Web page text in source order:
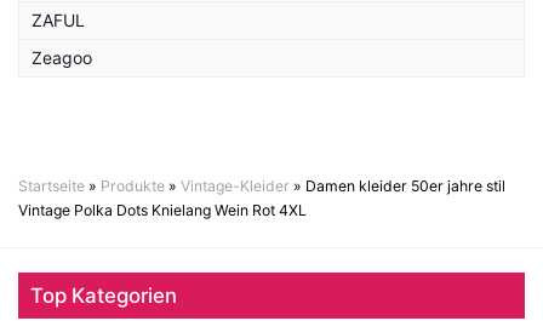
ZAFUL
Zeagoo
Startseite » Produkte » Vintage-Kleider » Damen kleider 50er jahre stil
Vintage Polka Dots Knielang Wein Rot 4XL
Top Kategorien